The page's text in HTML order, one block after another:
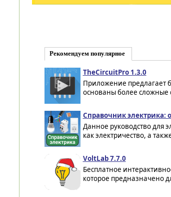
Рекомендуем популярное
TheCircuitPro 1.3.0
Приложение предлагает
основаны более сложные
Справочник электрика:
Данное руководство для
как электричество, а
VoltLab 7.7.0
Бесплатное
которое предназначено